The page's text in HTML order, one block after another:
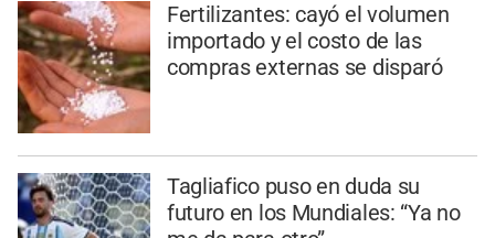
Fertilizantes: cayó el volumen
importado y el costo de las
compras externas se disparó
Tagliafico puso en duda su
futuro en los Mundiales: “Ya no